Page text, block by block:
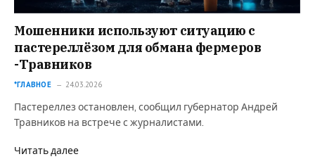
Мошенники используют ситуацию с
пастереллёзом для обмана фермеров
-Травников
*ГЛАВНОЕ 24.03.2026
Пастереллез остановлен, сообщил губернатор Андрей
Травников на встрече с журналистами.
Читать далее